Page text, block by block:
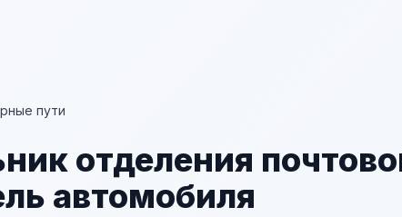
пути
отделения
автомобиля